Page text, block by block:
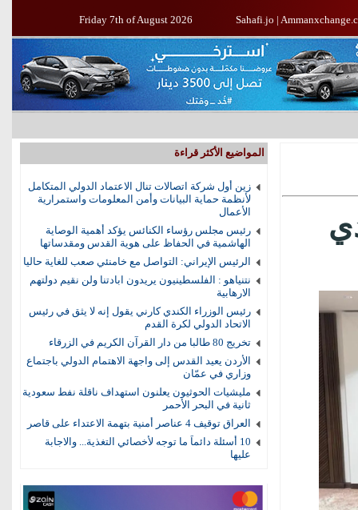
Friday 7th of August 2026 Sahafi.jo |
المواضيع الأكثر قراءة
زين أول شركة اتصالات تنال الاعتماد الدولي المتكامل
لأنظمة حماية البيانات وأمن المعلومات واستمرارية
الأعمال
رئيس مجلس رؤساء الكنائس يؤكد أهمية الوصاية
الهاشمية في الحفاظ على هوية القدس ومقدساتها
الرئيس الإيراني: التواصل مع خامنئي صعب للغاية حاليا
نتنياهو : الفلسطينيون يريدون ابادتنا ولن نقيم دولتهم
الارهابية
رئيس الوزراء الكندي كارني يقول إنه لا يثق في رئيس
الاتحاد الدولي لكرة القدم
تخريج 80 طالبا من دار القرآن الكريم في الزرقاء
الأردن يعيد القدس إلى واجهة الاهتمام الدولي باجتماع
وزاري في عمّان
مليشيات الحوثيون يعلنون استهداف ناقلة نفط سعودية
ثانية في البحر الأحمر
العراق توقيف 4 عناصر أمنية بتهمة الاعتداء على قاصر
10 أسئلة دائماً ما توجه لأخصائي التغذية... والاجابة
عليها